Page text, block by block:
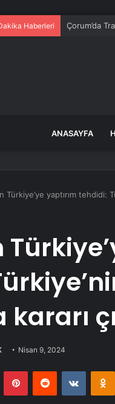
Haberleri Çorum’da
ANASAYFA
Türkiye’ye yaptırım tehdidi:
kararı
Nisan 9, 2024
PinterestReddit